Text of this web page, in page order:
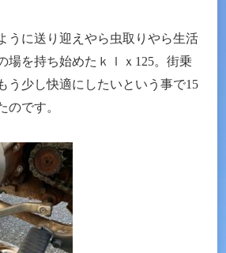
うに送り迎えやら虫取りやら生活
場を持ち始めたｋｌｘ125。街乗
う少し快適にしたいという事で15
のです。